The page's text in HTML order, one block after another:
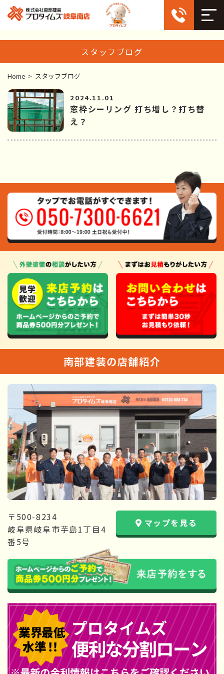
スタッフブログ
Home > スタッフブログ
2024.11.01
窓枠シーリング 打ち増し？打ち替
え？
南部建装の店舗紹介
〒500-8234
岐阜県岐阜市芋島1丁目4
番5号
マップを見る